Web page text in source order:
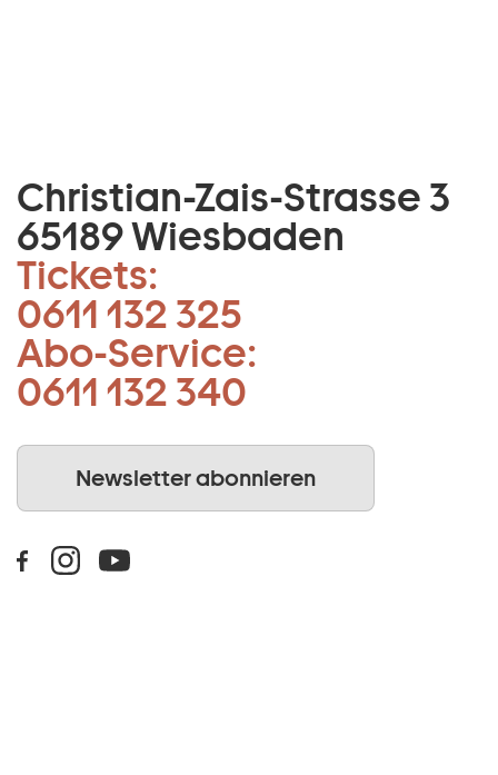
Christian-Zais-Strasse 3
65189 Wiesbaden
Tickets:
0611 132 325
Abo-Service:
0611 132 340
Newsletter abonnieren